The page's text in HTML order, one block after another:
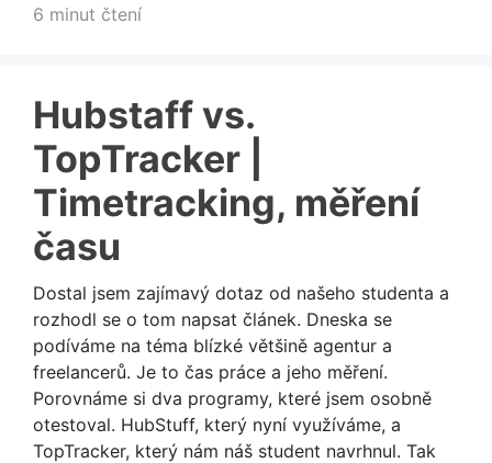
6 minut čtení
Hubstaff vs.
TopTracker |
Timetracking, měření
času
Dostal jsem zajímavý dotaz od našeho studenta a
rozhodl se o tom napsat článek. Dneska se
podíváme na téma blízké většině agentur a
freelancerů. Je to čas práce a jeho měření.
Porovnáme si dva programy, které jsem osobně
otestoval. HubStuff, který nyní využíváme, a
TopTracker, který nám náš student navrhnul. Tak